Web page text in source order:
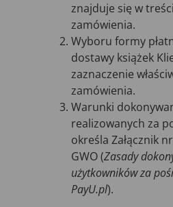
znajduje się w
zamówienia.
Wyboru formy
dostawy książek
zaznaczenie
zamówienia.
Warunki
realizowanych za
określa Załącznik
GWO (Zasady
użytkowników za
PayU.pl).